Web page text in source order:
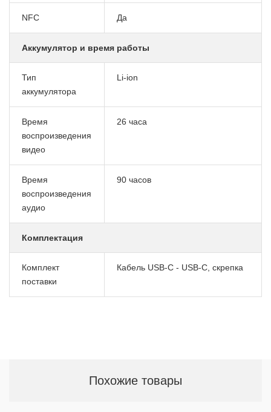
NFC Да
Аккумулятор и время работы
Тип
аккумулятора
Li-ion
Время
воспроизведения
видео
26 часа
Время
воспроизведения
аудио
90 часов
Комплектация
Комплект
поставки
Кабель USB-C - USB-C, скрепка
Похожие товары